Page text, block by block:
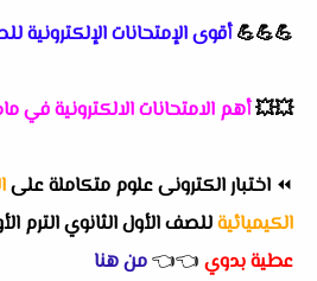
💪💪💪أقوى الإمتحانات الإلكترونية
💥💥أهم الامتحانات الالكترونية في
⏪ اختبار الكترونى علوم متكاملة على
الكيميائيةللصف الأول الثانوي الترم الأول
عطية بدوي 👈
👈من هنا